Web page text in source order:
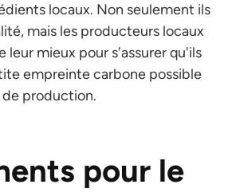
locaux. Non seulement ils
mais les producteurs locaux
mieux pour s'assurer qu'ils
empreinte carbone possible
de production.
pour le